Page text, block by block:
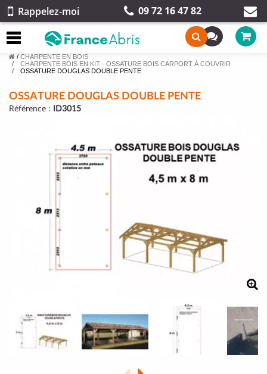
Rappelez-moi 09 72 16 47 82
/ CHARPENTE EN BOIS
CHARPENTE BOIS EN KIT - OSSATURE BOIS CARPORT À COUVRIR
OSSATURE DOUGLAS DOUBLE PENTE
OSSATURE DOUGLAS DOUBLE PENTE
Référence : ID3015